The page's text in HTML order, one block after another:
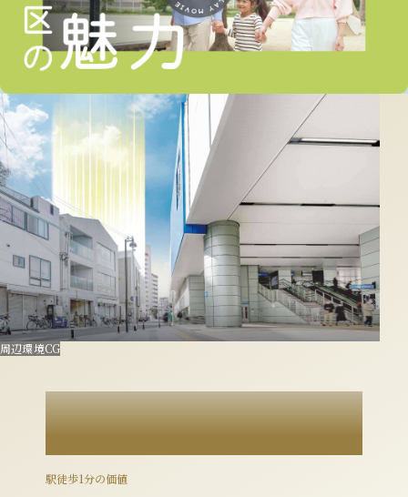
周辺環境CG
VALUE
駅徒歩1分の価値